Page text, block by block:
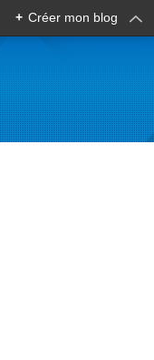
+ Créer mon blog